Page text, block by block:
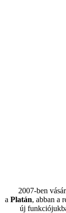
2007-ben
a Platán, abban a
új